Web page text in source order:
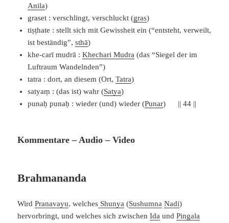
Anila)
graset : verschlingt, verschluckt (gras)
tiṣṭhate : stellt sich mit Gewissheit ein (“entsteht, verweilt,
ist beständig”,sthā)
khe-carī mudrā :Khechari Mudra (das “Siegel der im
Luftraum Wandelnden”)
tatra : dort, an diesem (Ort,Tatra)
satyaṃ : (das ist) wahr (Satya)
punaḥ punaḥ : wieder (und) wieder (Punar) || 44 ||
Kommentare – Audio – Video
Brahmananda
WirdPranavayu, welches Shunya (Sushumna Nadi)
hervorbringt, und welches sich zwischenIda undPingala